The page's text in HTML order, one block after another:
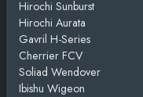
Hirochi Sunburst
Hirochi Aurata
Gavril H-Series
Cherrier FCV
Soliad Wendover
Ibishu Wigeon